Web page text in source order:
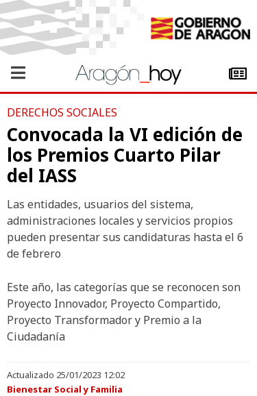
DERECHOS SOCIALES
Convocada la VI edición de
los Premios Cuarto Pilar
del IASS
Las entidades, usuarios del sistema,
administraciones locales y servicios propios
pueden presentar sus candidaturas hasta el 6
de febrero
Este año, las categorías que se reconocen son
Proyecto Innovador, Proyecto Compartido,
Proyecto Transformador y Premio a la
Ciudadanía
Actualizado 25/01/2023 12:02
Bienestar Social y Familia